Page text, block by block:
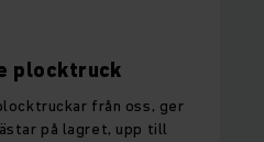
plocktruck
från oss, ger
på lagret, upp till